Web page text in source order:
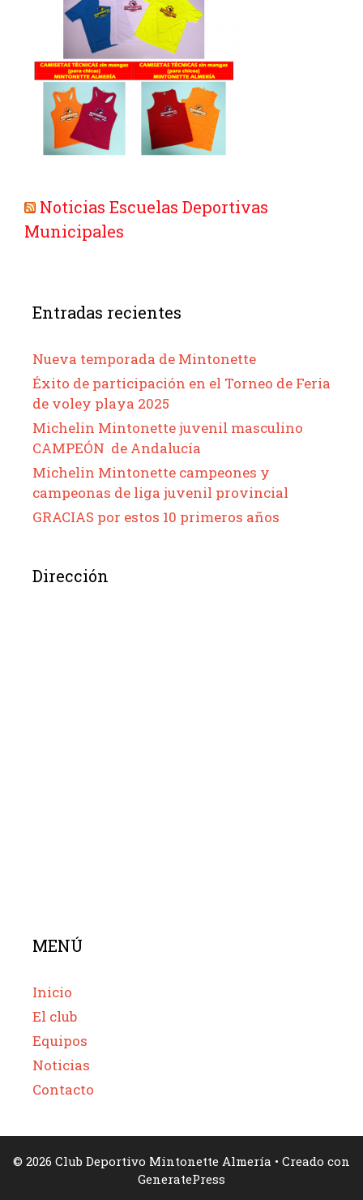
Noticias Escuelas Deportivas
Municipales
Entradas recientes
Nueva temporada de Mintonette
Éxito de participación en el Torneo de Feria
de voley playa 2025
Michelin Mintonette juvenil masculino
CAMPEÓN de Andalucía
Michelin Mintonette campeones y
campeonas de liga juvenil provincial
GRACIAS por estos 10 primeros años
Dirección
MENÚ
Inicio
El club
Equipos
Noticias
Contacto
© 2026 Club Deportivo Mintonette Almería • Creado con
GeneratePress